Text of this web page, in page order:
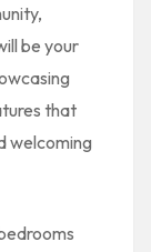
be your
that
welcoming